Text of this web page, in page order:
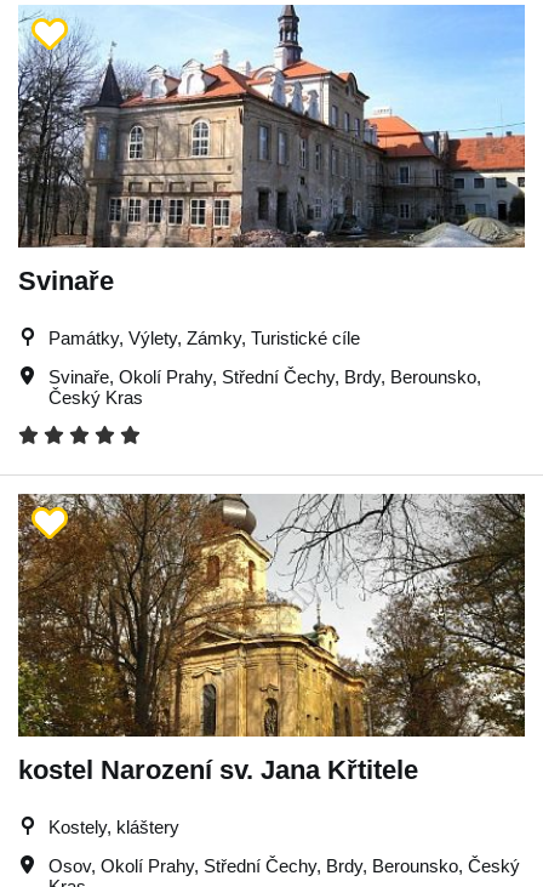
Svinaře
Památky, Výlety, Zámky, Turistické cíle
Svinaře, Okolí Prahy, Střední Čechy, Brdy, Berounsko,
Český Kras
kostel Narození sv. Jana Křtitele
Kostely, kláštery
Osov, Okolí Prahy, Střední Čechy, Brdy, Berounsko, Český